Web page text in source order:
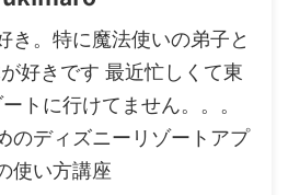
き。特に魔法使いの弟子と
好きです 最近忙しくて東
トに行けてません。。。
のディズニーリゾートアプ
使い方講座